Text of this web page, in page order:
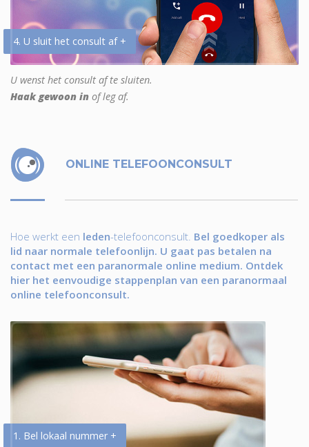
4. U sluit het consult af +
U wenst het consult af te sluiten.
Haak gewoon in of leg af.
ONLINE TELEFOONCONSULT
Hoe werkt een leden-telefoonconsult. Bel goedkoper als
lid naar normale telefoonlijn. U gaat pas betalen na
contact met een paranormale online medium. Ontdek
hier het eenvoudige stappenplan van een paranormaal
online telefoonconsult.
1. Bel lokaal nummer +